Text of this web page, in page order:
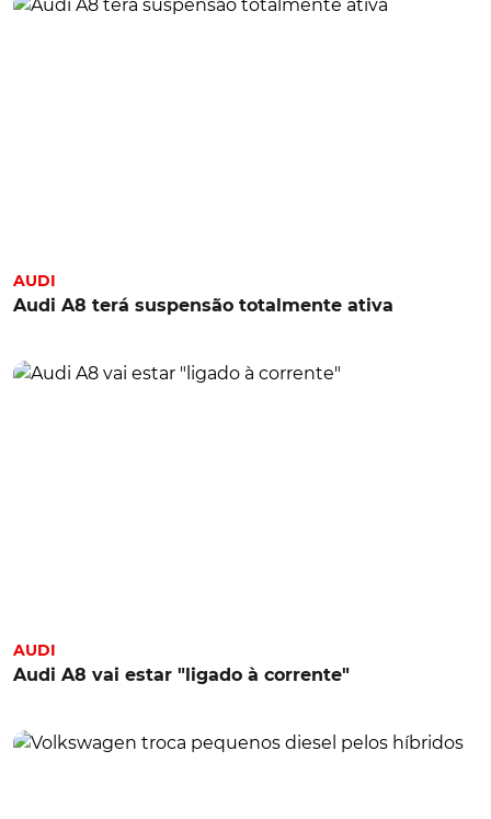
AUDI
Audi A8 terá suspensão totalmente ativa
AUDI
Audi A8 vai estar "ligado à corrente"